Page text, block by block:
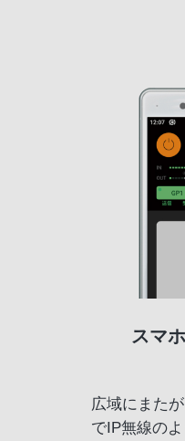
スマ
広域にまた
でIP無線の